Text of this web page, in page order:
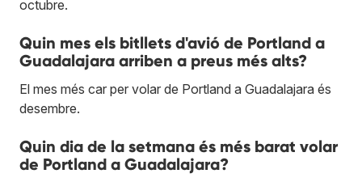
octubre.
Quin mes els bitllets d'avió de Portland a
Guadalajara arriben a preus més alts?
El mes més car per volar de Portland a Guadalajara és
desembre.
Quin dia de la setmana és més barat volar
de Portland a Guadalajara?